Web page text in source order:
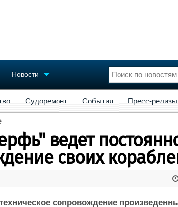
Новости
площадка
флота
Конференции
Личности
Словарь
Судоремонт События Пресс-релизы
ведет
своих
сопровождение